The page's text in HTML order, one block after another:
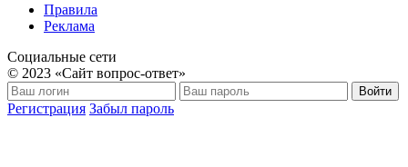
Правила
Реклама
Социальные сети
© 2023 «Сайт вопрос-ответ»
Войти
Регистрация Забыл пароль